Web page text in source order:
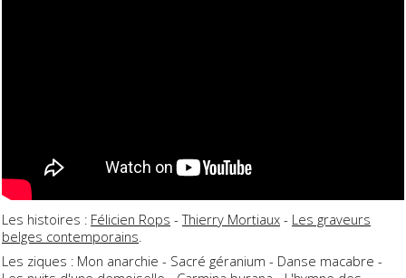
Les histoires : Félicien Rops -Thierry Mortiaux - Les graveurs
belges contemporains
Les ziques : Mon anarchie - Sacré géranium - Danse macabre -